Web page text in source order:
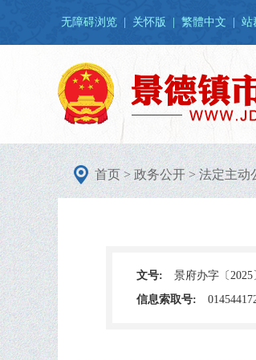
无障碍浏览 关怀版 繁體中文 站
首页>政务公开>法定主动
文号: 景府办字〔2025
信息索取号: